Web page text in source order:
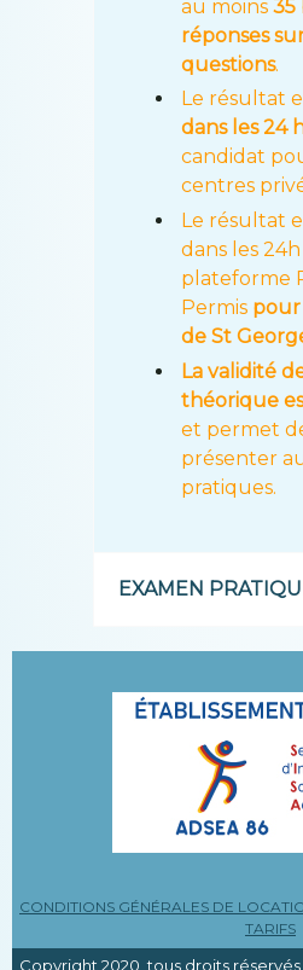
au moins 35
réponses
questions.
Le résultat
dans les 24
candidat
centres
Le résultat
dans les
plateforme
Permis
de St
La validité
théorique
et permet
présenter
pratiques.
EXAMEN
CONDITIONS GÉNÉRALES DE
TARIFS
Copyright 2020, tous droits